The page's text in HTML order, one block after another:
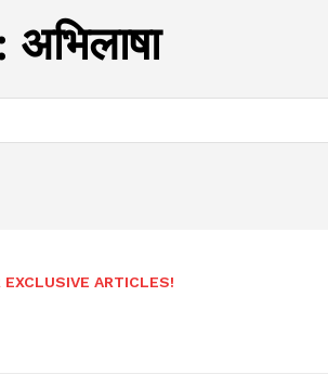
अभिलाषा
EXCLUSIVE ARTICLES!